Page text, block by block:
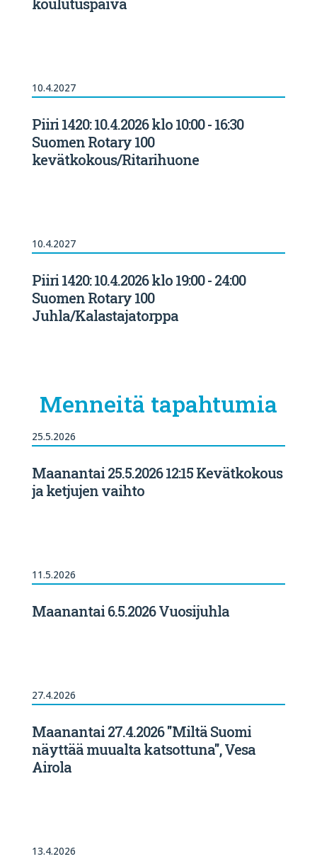
10.4.2027
Piiri 1420: 10.4.2026 klo 10:00 - 16:30
Suomen Rotary 100
kevätkokous/Ritarihuone
10.4.2027
Piiri 1420: 10.4.2026 klo 19:00 - 24:00
Suomen Rotary 100
Juhla/Kalastajatorppa
Menneitä tapahtumia
25.5.2026
Maanantai 25.5.2026 12:15 Kevätkokous
ja ketjujen vaihto
11.5.2026
Maanantai 6.5.2026 Vuosijuhla
27.4.2026
Maanantai 27.4.2026 "Miltä Suomi
näyttää muualta katsottuna", Vesa
Airola
13.4.2026